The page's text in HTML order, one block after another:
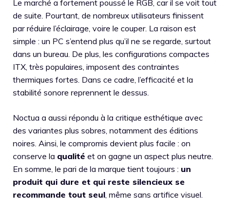
Le marché a fortement poussé le RGB, car il se voit tout
de suite. Pourtant, de nombreux utilisateurs finissent
par réduire l’éclairage, voire le couper. La raison est
simple : un PC s’entend plus qu’il ne se regarde, surtout
dans un bureau. De plus, les configurations compactes
ITX, très populaires, imposent des contraintes
thermiques fortes. Dans ce cadre, l’efficacité et la
stabilité sonore reprennent le dessus.
Noctua a aussi répondu à la critique esthétique avec
des variantes plus sobres, notamment des éditions
noires. Ainsi, le compromis devient plus facile : on
conserve la qualité et on gagne un aspect plus neutre.
En somme, le pari de la marque tient toujours : un
produit qui dure et qui reste silencieux se
recommande tout seul, même sans artifice visuel.